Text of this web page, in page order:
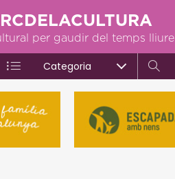
per gaudir del temps lliure
Categoria